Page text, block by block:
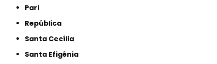
Pari
República
Santa Cecília
Santa Efigênia